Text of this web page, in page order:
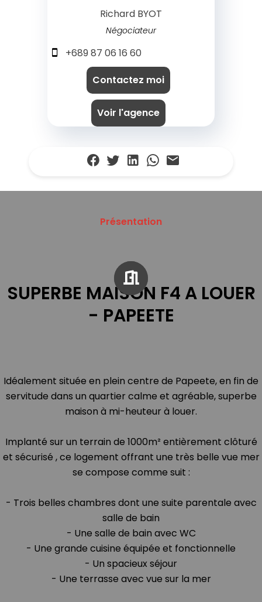
Richard BYOT
Négociateur
+689 87 06 16 60
Contactez moi
Voir l'agence
Présentation
SUPERBE MAISON F4 A LOUER
- PAPEETE
Idéalement située en plein centre de Papeete, en fin de
servitude dans un quartier calme et agréable, superbe
maison à mi-heuteur à louer.
Implanté sur un terrain de 1000m² entièrement clôturé
et sécurisé , ce logement offrant une très belle vue mer
se compose comme suit :
- Trois belles chambres dont une suite parentale avec
salle de bain
- Une salle de bain avec WC
- Une grande cuisine équipée et fonctionnelle
- Un spacieux séjour
- Une terrasse avec vue sur la mer